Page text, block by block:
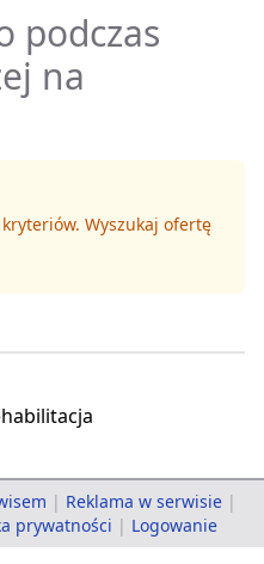
podczas
na
Wyszukaj ofertę
| Reklama w serwisie |
prywatności | Logowanie